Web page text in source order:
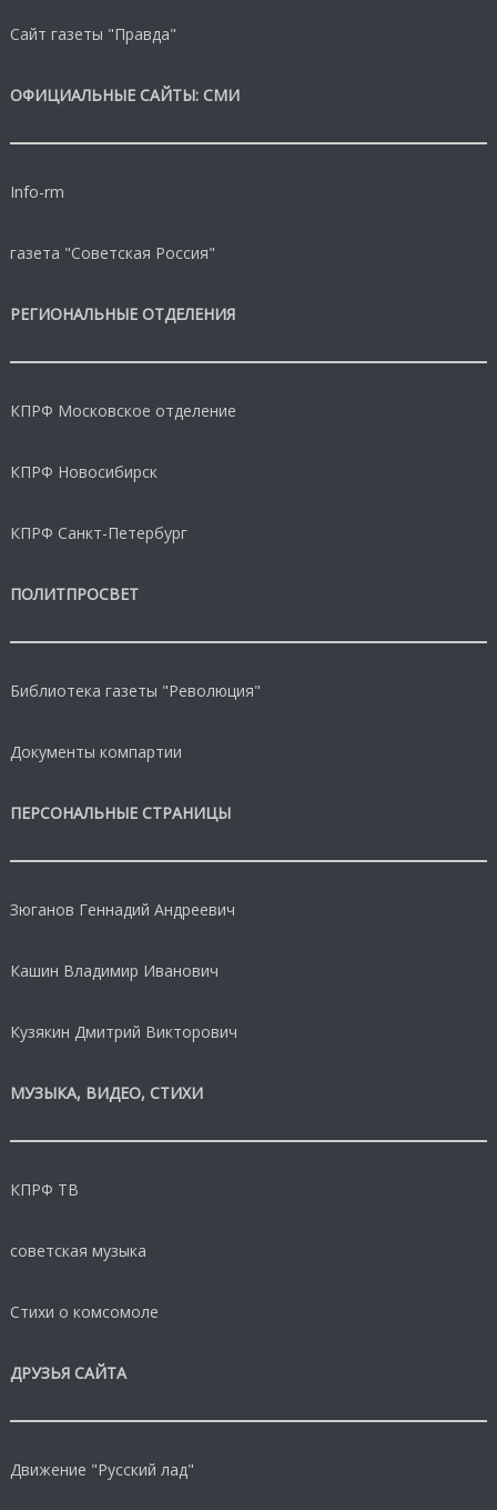
Сайт газеты "Правда"
ОФИЦИАЛЬНЫЕ САЙТЫ: СМИ
Info-rm
газета "Советская Россия"
РЕГИОНАЛЬНЫЕ ОТДЕЛЕНИЯ
КПРФ Московское отделение
КПРФ Новосибирск
КПРФ Санкт-Петербург
ПОЛИТПРОСВЕТ
Библиотека газеты "Революция"
Документы компартии
ПЕРСОНАЛЬНЫЕ СТРАНИЦЫ
Зюганов Геннадий Андреевич
Кашин Владимир Иванович
Кузякин Дмитрий Викторович
МУЗЫКА, ВИДЕО, СТИХИ
КПРФ ТВ
советская музыка
Стихи о комсомоле
ДРУЗЬЯ САЙТА
Движение "Русский лад"